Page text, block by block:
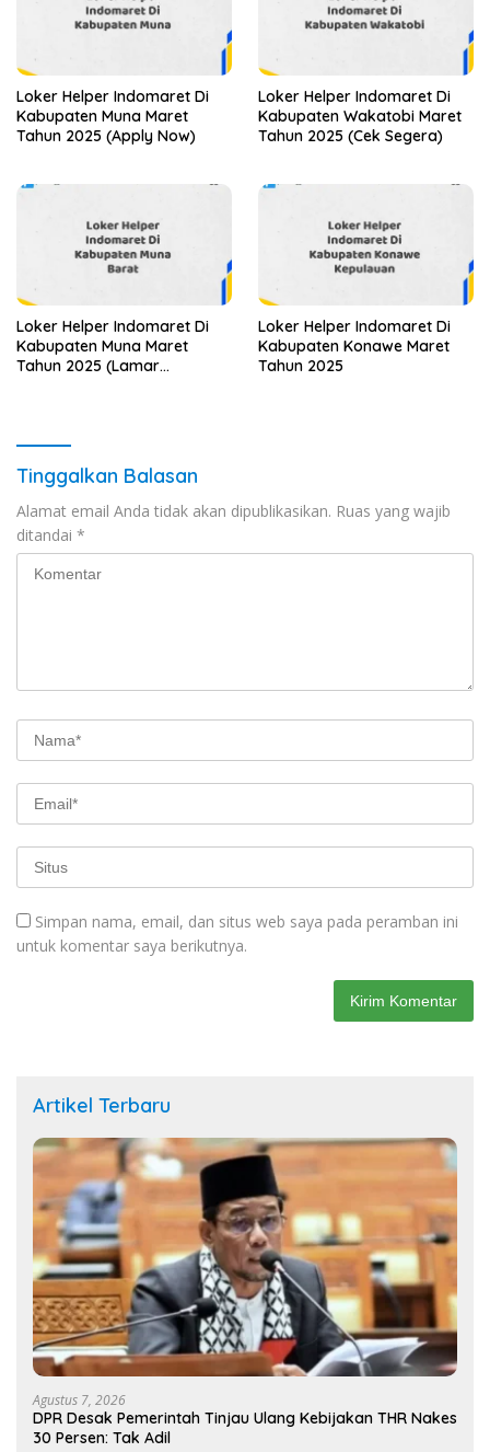
Loker Helper Indomaret Di
Kabupaten Muna Maret
Tahun 2025 (Apply Now)
Loker Helper Indomaret Di
Kabupaten Wakatobi Maret
Tahun 2025 (Cek Segera)
Loker Helper Indomaret Di
Kabupaten Muna Maret
Tahun 2025 (Lamar
Loker Helper Indomaret Di
Kabupaten Konawe Maret
Tahun 2025
Tinggalkan Balasan
Alamat email Anda tidak akan dipublikasikan. Ruas yang wajib
ditandai *
Simpan nama, email, dan situs web saya pada peramban ini
untuk komentar saya berikutnya.
Artikel Terbaru
Agustus 7, 2026
DPR Desak Pemerintah Tinjau Ulang Kebijakan THR Nakes
30 Persen: Tak Adil